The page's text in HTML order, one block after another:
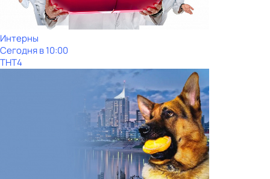
Интерны
Сегодня в 10:00
ТНТ4